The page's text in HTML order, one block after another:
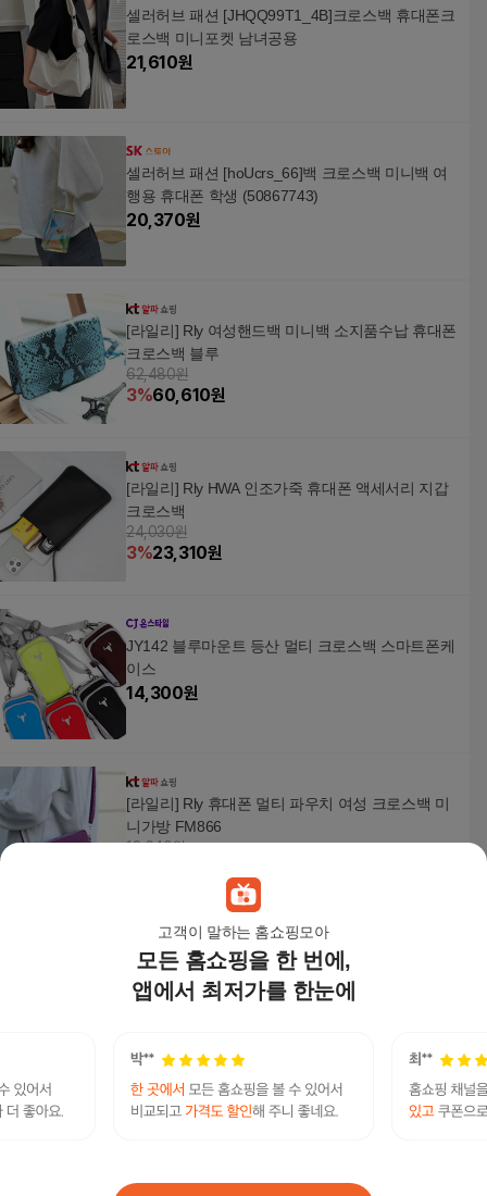
고객이 말하는 홈쇼핑모아
모든 홈쇼핑을 한 번에,
앱에서 최저가를 한눈에
셀러허브 패션 [JHQQ99T1_4B]크로스백 휴대폰크
로스백 미니포켓 남녀공용
21,610원
셀러허브 패션 [hoUcrs_66]백 크로스백 미니백 여
행용 휴대폰 학생 (50867743)
20,370원
[라일리] Rly 여성핸드백 미니백 소지품수납 휴대폰
크로스백 블루
62,480원
3%60,610원
[라일리] Rly HWA 인조가죽 휴대폰 액세서리 지갑
크로스백
24,030원
3%23,310원
JY142 블루마운트 등산 멀티 크로스백 스마트폰케
이스
14,300원
[라일리] Rly 휴대폰 멀티 파우치 여성 크로스백 미
니가방 FM866
12,640원
여행용 다기능 크로스백 소품 지갑 휴대폰 보관 지
갑가방
20,000 원
패션플러스 [자람커뮤니케이션] [자람커뮤니케이